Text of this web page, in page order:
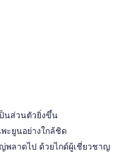
นส่วนตัวยิ่งขึ้น
ะยูนอย่างใกล้ชิด
พลาดไป ด้วยไกด์ผู้เชี่ยวชาญ